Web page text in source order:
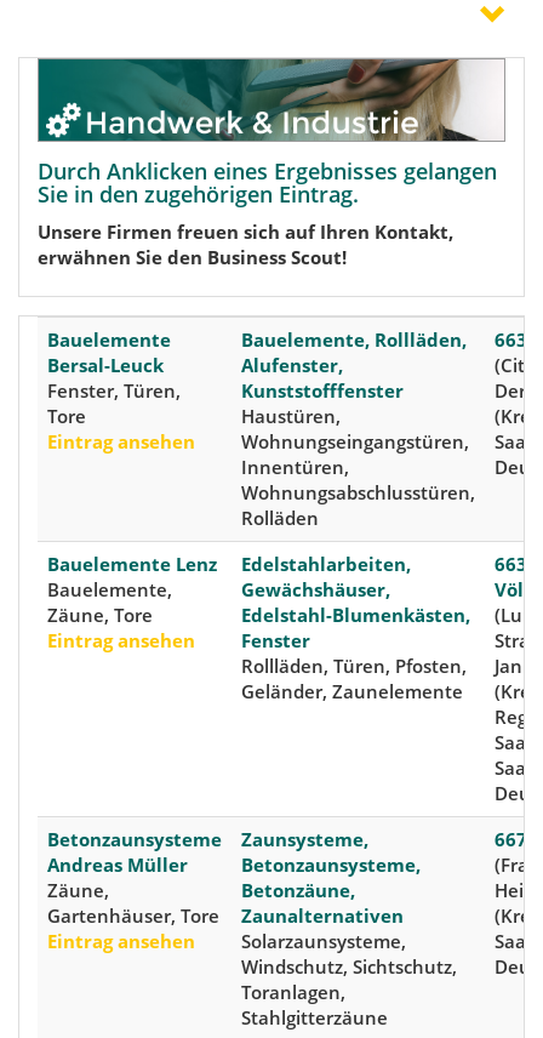
Durch Anklicken eines Ergebnisses gelangen
Sie in den zugehörigen Eintrag.
Unsere Firmen freuen sich auf Ihren Kontakt,
erwähnen Sie den Business Scout!
Bauelemente
Bersal-Leuck
Fenster, Türen,
Tore
Eintrag ansehen
Bauelemente, Rollläden,
Alufenster,
Kunststofffenster
Haustüren,
Wohnungseingangstüren,
Innentüren,
Wohnungsabschlusstüren,
Rolläden
Bauelemente Lenz
Bauelemente,
Zäune, Tore
Eintrag ansehen
Edelstahlarbeiten,
Gewächshäuser,
Edelstahl-Blumenkästen,
Fenster
Rollläden, Türen, Pfosten,
Geländer, Zaunelemente
Betonzaunsysteme
Andreas Müller
Zäune,
Gartenhäuser, Tore
Eintrag ansehen
Zaunsysteme,
Betonzaunsysteme,
Betonzäune,
Zaunalternativen
Solarzaunsysteme,
Windschutz, Sichtschutz,
Toranlagen,
Stahlgitterzäune